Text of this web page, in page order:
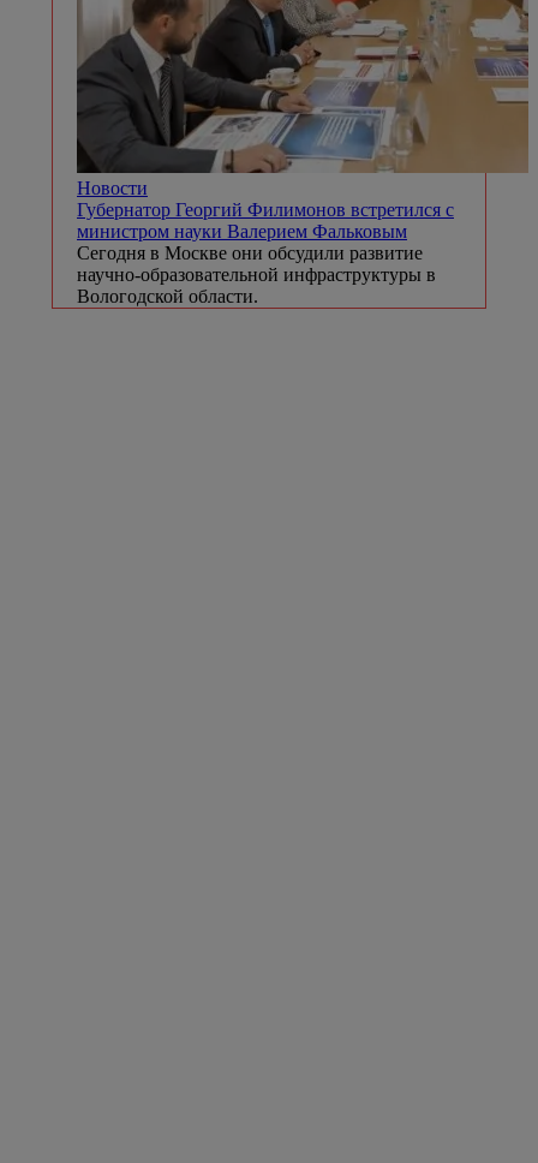
Новости
Губернатор Георгий Филимонов встретился с
министром науки Валерием Фальковым
Сегодня в Москве они обсудили развитие
научно-образовательной инфраструктуры в
Вологодской области.